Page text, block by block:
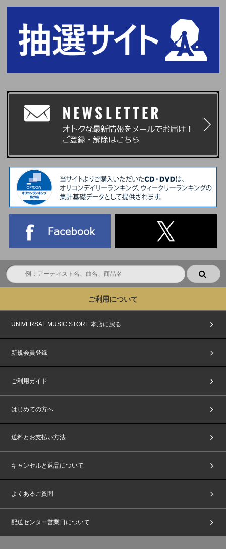
ご利用について
UNIVERSAL MUSIC STORE 本店に戻る
新規会員登録
ご利用ガイド
はじめての方へ
送料とお支払い方法
キャンセルと返品について
よくあるご質問
配送センター営業日について